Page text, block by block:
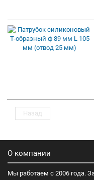
Назад
О компании
Мы работаем с 2006 года.